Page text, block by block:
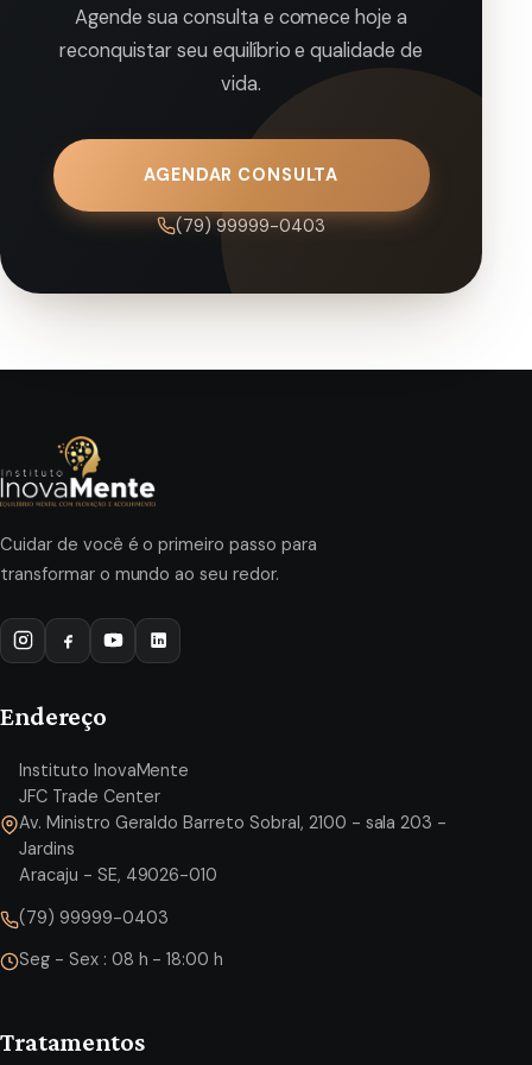
Agende sua consulta e comece hoje a
reconquistar seu equilíbrio e qualidade de
vida.
AGENDAR CONSULTA
(79) 99999-0403
Cuidar de você é o primeiro passo para
transformar o mundo ao seu redor.
Endereço
Instituto InovaMente
JFC Trade Center
Av. Ministro Geraldo Barreto Sobral, 2100 - sala 203 -
Jardins
Aracaju - SE, 49026-010
(79) 99999-0403
Seg - Sex : 08 h - 18:00 h
Tratamentos